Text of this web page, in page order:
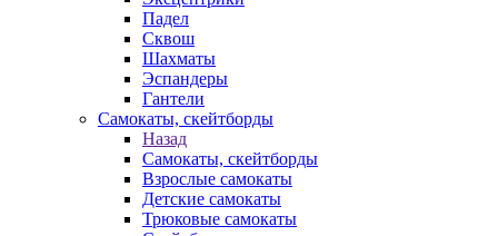
Падел
Сквош
Шахматы
Эспандеры
Гантели
Самокаты, скейтборды
Назад
Самокаты, скейтборды
Взрослые самокаты
Детские самокаты
Трюковые самокаты